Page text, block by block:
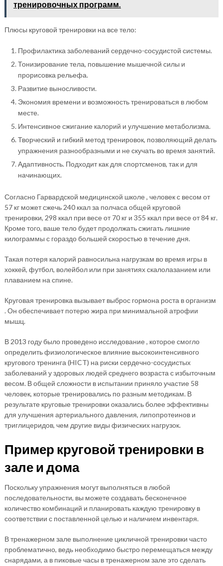
тренировочных программ.
Плюсы круговой тренировки на все тело:
Профилактика заболеваний сердечно-сосудистой системы.
Тонизирование тела, повышение мышечной силы и
прорисовка рельефа.
Развитие выносливости.
Экономия времени и возможность тренироваться в любом
месте.
Интенсивное сжигание калорий и улучшение метаболизма.
Творческий и гибкий метод тренировок, позволяющий делать
упражнения разнообразными и не скучать во время занятий.
Адаптивность. Подходит как для спортсменов, так и для
начинающих.
Согласно Гарвардской медицинской школе , человек с весом от
57 кг может сжечь 240 ккал за полчаса общей круговой
тренировки, 298 ккал при весе от 70 кг и 355 ккал при весе от 84 кг.
Кроме того, ваше тело будет продолжать сжигать лишние
килограммы с гораздо большей скоростью в течение дня.
Такая потеря калорий равносильна нагрузкам во время игры в
хоккей, футбол, волейбол или при занятиях скалолазанием или
плаванием на спине.
Круговая тренировка вызывает выброс гормона роста в организм
. Он обеспечивает потерю жира при минимальной атрофии
мышц.
В 2013 году было проведено исследование , которое смогло
определить физиологическое влияние высокоинтенсивного
кругового тренинга (HICT) на риски сердечно-сосудистых
заболеваний у здоровых людей среднего возраста с избыточным
весом. В общей сложности в испытании приняло участие 58
человек, которые тренировались по разным методикам. В
результате круговые тренировки оказались более эффективны
для улучшения артериального давления, липопротеинов и
триглицеридов, чем другие виды физических нагрузок.
Пример круговой тренировки в
зале и дома
Поскольку упражнения могут выполняться в любой
последовательности, вы можете создавать бесконечное
количество комбинаций и планировать каждую тренировку в
соответствии с поставленной целью и наличием инвентаря.
В тренажерном зале выполнение цикличной тренировки часто
проблематично, ведь необходимо быстро перемещаться между
снарядами, а в пиковые часы в тренажерном зале это сделать